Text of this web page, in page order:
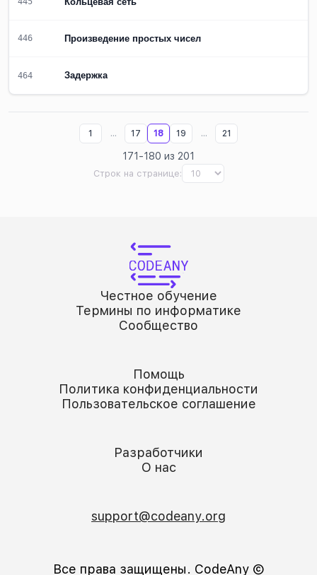
446 Произведение простых чисел
464 Задержка
Строк на странице:
1 ... 17 18 19 ... 21
171-180 из 201
Честное обучение
Термины по информатике
Сообщество
Помощь
Политика конфиденциальности
Пользовательское соглашение
Разработчики
О нас
support@codeany.org
Все права защищены. CodeAny Ⓒ